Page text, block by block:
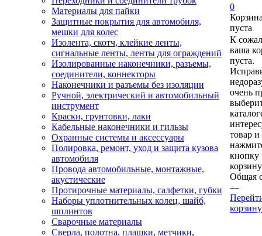
Материалы для пайки
Защитные покрытия для автомобиля,
мешки для колес
Изолента, скотч, клейкие ленты,
сигнальные ленты, ленты для ограждений
Изолированные наконечники, разъемы,
соединители, коннекторы
Наконечники и разъемы без изоляции
Ручной, электрический и автомобильный
инструмент
Краски, грунтовки, лаки
Кабельные наконечники и гильзы
Охранные системы и аксессуары
Полировка, ремонт, уход и защита кузова
автомобиля
Провода автомобильные, монтажные,
акустические
Протирочные материалы, салфетки, губки
Наборы уплотнительных колец, шайб,
шплинтов
Сварочные материалы
Сверла, полотна, плашки, метчики,
0
пуста
К
ваша
пуста.
очень
товар и
кнопку
Общая
—
корзину